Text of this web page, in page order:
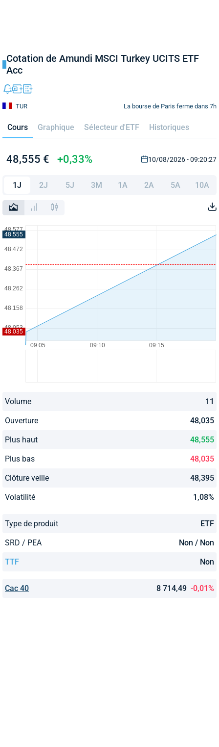
Cotation de Amundi MSCI Turkey UCITS ETF
Acc
La bourse de Paris ferme dans 7h
TUR
Cours Graphique Sélecteur d'ETF Historiques
48,555 € +0,33% 10/08/2026 - 09:20:27
1J 2J 5J 3M 1A 2A 5A 10A
Volume 11
Ouverture 48,035
Plus haut 48,555
Plus bas 48,035
Clôture veille 48,395
Volatilité 1,08%
Type de produit ETF
SRD / PEA Non / Non
TTF Non
Cac 40 8 714,49 -0,01%